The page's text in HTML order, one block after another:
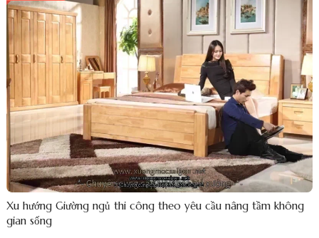
Xu hướng Giường ngủ thi công theo yêu cầu nâng tầm không
gian sống